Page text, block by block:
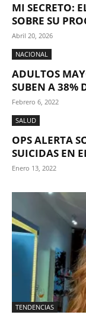
MI SECRETO:
SOBRE SU
Abril 20, 2026
NACIONAL
ADULTOS
SUBEN A 38%
Febrero 6, 2022
SALUD
OPS ALERTA
SUICIDAS EN
Enero 13, 2022
TENDENCIAS